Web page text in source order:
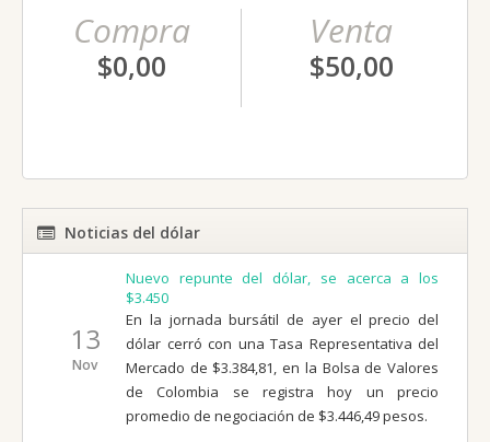
Compra
$0,00
Venta
$50,00
Noticias del dólar
13
Nov
Nuevo repunte del dólar, se acerca a los
$3.450
En la jornada bursátil de ayer el precio del
dólar cerró con una Tasa Representativa del
Mercado de $3.384,81, en la Bolsa de Valores
de Colombia se registra hoy un precio
promedio de negociación de $3.446,49 pesos.